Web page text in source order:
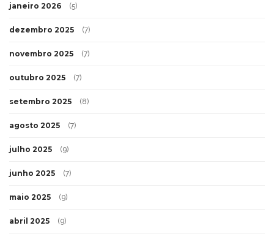
janeiro 2026 (5)
dezembro 2025 (7)
novembro 2025 (7)
outubro 2025 (7)
setembro 2025 (8)
agosto 2025 (7)
julho 2025 (9)
junho 2025 (7)
maio 2025 (9)
abril 2025 (9)